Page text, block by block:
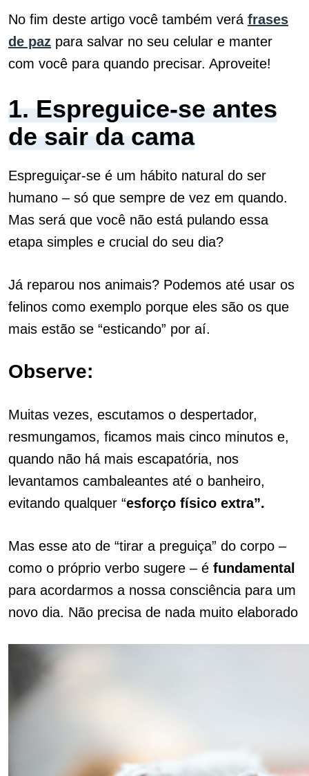
No fim deste artigo você também verá frases
de paz para salvar no seu celular e manter
com você para quando precisar. Aproveite!
1. Espreguice-se antes
de sair da cama
Espreguiçar-se é um hábito natural do ser
humano – só que sempre de vez em quando.
Mas será que você não está pulando essa
etapa simples e crucial do seu dia?
Já reparou nos animais? Podemos até usar os
felinos como exemplo porque eles são os que
mais estão se “esticando” por aí.
Observe:
Muitas vezes, escutamos o despertador,
resmungamos, ficamos mais cinco minutos e,
quando não há mais escapatória, nos
levantamos cambaleantes até o banheiro,
evitando qualquer “esforço físico extra”.
Mas esse ato de “tirar a preguiça” do corpo –
como o próprio verbo sugere – é fundamental
para acordarmos a nossa consciência para um
novo dia. Não precisa de nada muito elaborado